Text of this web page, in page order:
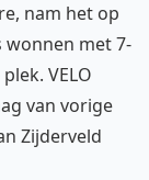
nam het op
wonnen met 7-
VELO
van vorige
Zijderveld